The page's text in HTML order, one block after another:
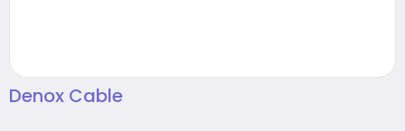
Denox Cable